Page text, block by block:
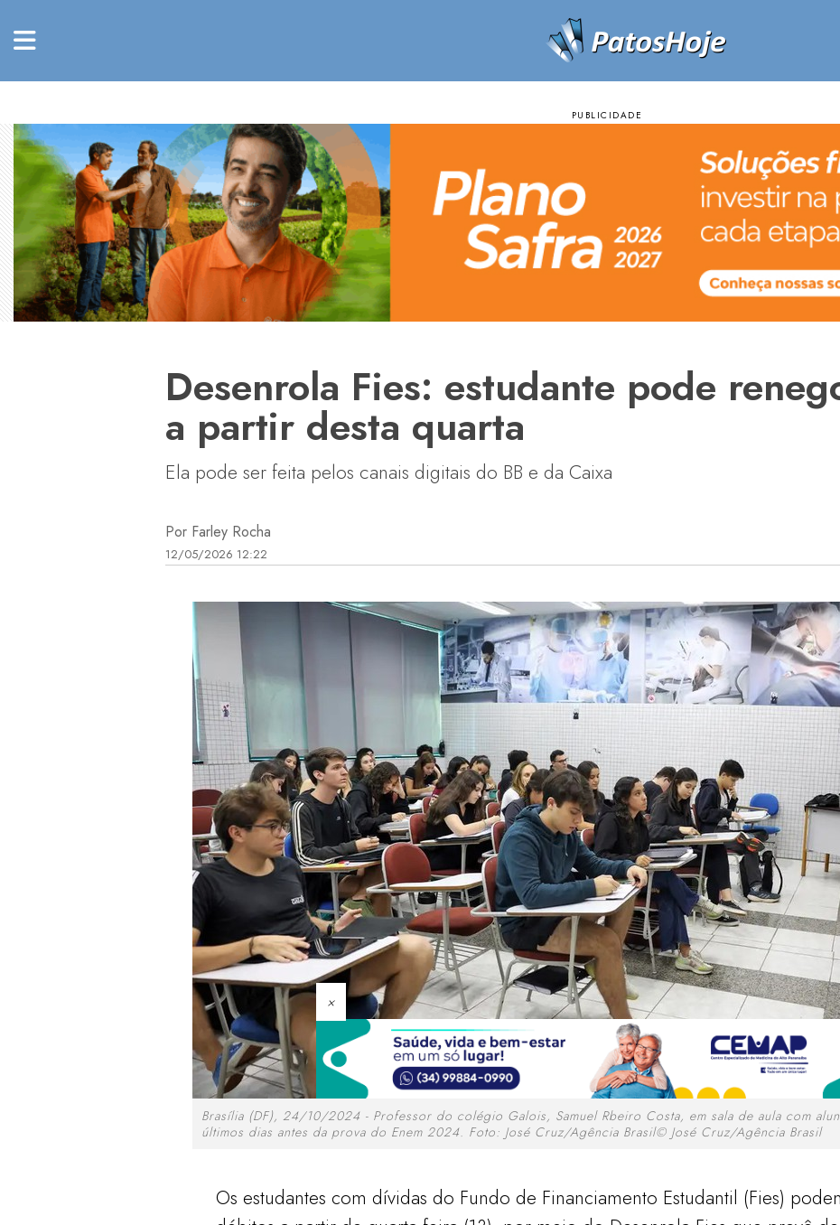
Desenrola Fies: estudante pode
a partir desta quarta
Ela pode ser feita pelos canais digitais do BB e da Caixa
Por Farley Rocha
12/05/2026 12:22
×
Brasília (DF), 24/10/2024 - Professor do colégio Galois, Samuel Rbeiro Costa, em sala de aula com
últimos dias antes da prova do Enem 2024. Foto: José Cruz/Agência Brasil© José Cruz/Agência Brasil
Os estudantes com dívidas do Fundo de Financiamento Estudantil (Fies)